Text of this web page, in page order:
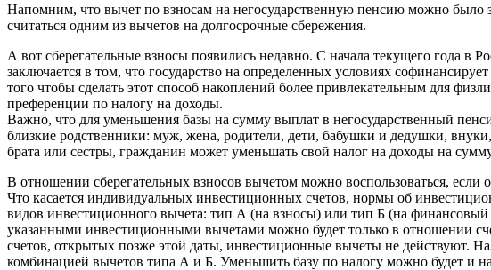
Напомним, что вычет по взносам на негосударственную пенсию можно было
считаться одним из вычетов на долгосрочные сбережения.
А вот сберегательные взносы появились недавно. С начала текущего года
заключается в том, что государство на определенных условиях
того чтобы сделать этот способ накоплений более привлекательным для
преференции по налогу на доходы.
Важно, что для уменьшения базы на сумму выплат в негосударственный
близкие родственники: муж, жена, родители, дети, бабушки и дедушки,
брата или сестры, гражданин может уменьшать свой налог на доходы на
В отношении сберегательных взносов вычетом можно воспользоваться, если
Что касается индивидуальных инвестиционных счетов, нормы об
видов инвестиционного вычета: тип А (на взносы) или тип Б (на финансовый
указанными инвестиционными вычетами можно будет только в отношении
счетов, открытых позже этой даты, инвестиционные вычеты не действуют.
комбинацией вычетов типа А и Б. Уменьшить базу по налогу можно будет и